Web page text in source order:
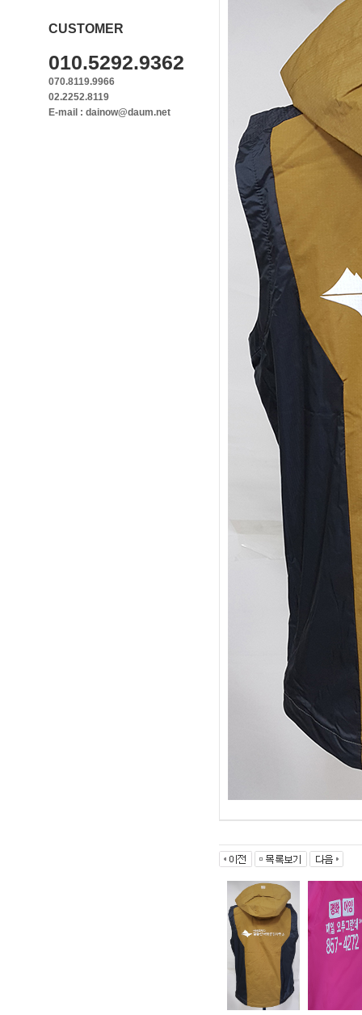
CUSTOMER
010.5292.9362
070.8119.9966
02.2252.8119
E-mail : dainow@daum.net